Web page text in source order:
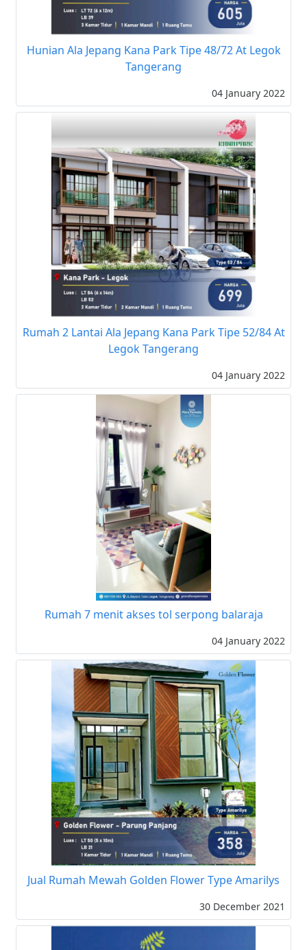
Hunian Ala Jepang Kana Park Tipe 48/72 At Legok
Tangerang
04 January 2022
Rumah 2 Lantai Ala Jepang Kana Park Tipe 52/84 At
Legok Tangerang
04 January 2022
Rumah 7 menit akses tol serpong balaraja
04 January 2022
Jual Rumah Mewah Golden Flower Type Amarilys
30 December 2021